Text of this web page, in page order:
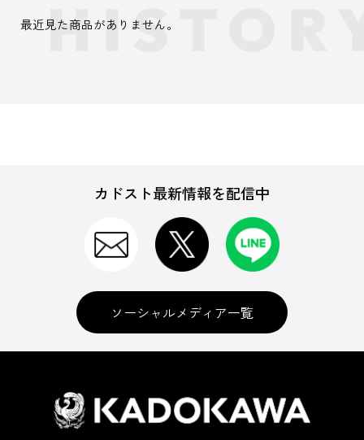
最近見た商品がありません。
カドスト最新情報を配信中
ソーシャルメディア一覧